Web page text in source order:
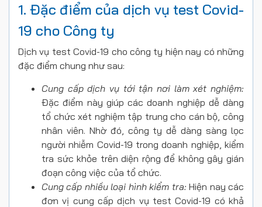
1. Đặc điểm của dịch vụ test Covid-
19 cho Công ty
Dịch vụ test Covid-19 cho công ty hiện nay có những
đặc điểm chung như sau:
Cung cấp dịch vụ tới tận nơi làm xét nghiệm:
Đặc điểm này giúp các doanh nghiệp dễ dàng
tổ chức xét nghiệm tập trung cho cán bộ, công
nhân viên. Nhờ đó, công ty dễ dàng sàng lọc
người nhiễm Covid-19 trong doanh nghiệp, kiểm
tra sức khỏe trên diện rộng để không gây gián
đoạn công việc của tổ chức.
Cung cấp nhiều loại hình kiểm tra: Hiện nay các
đơn vị cung cấp dịch vụ test Covid-19 có khả